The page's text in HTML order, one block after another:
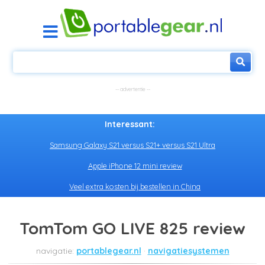
Interessant:
Samsung Galaxy S21 versus S21+ versus S21 Ultra
Apple iPhone 12 mini review
Veel extra kosten bij bestellen in China
TomTom GO LIVE 825 review
portablegear.nl navigatiesystemen